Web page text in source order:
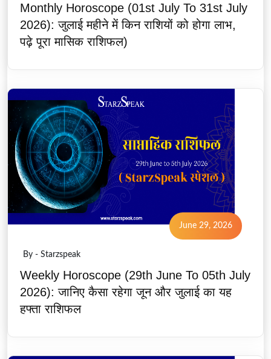
Monthly Horoscope (01st July To 31st July
2026): जुलाई महीने में किन राशियों को होगा लाभ,
पढ़े पूरा मासिक राशिफल)
June 29, 2026
By - Starzspeak
Weekly Horoscope (29th June To 05th July
2026): जानिए कैसा रहेगा जून और जुलाई का यह
हफ्ता राशिफल